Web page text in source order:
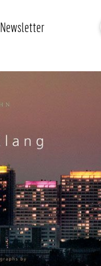
Newsletter